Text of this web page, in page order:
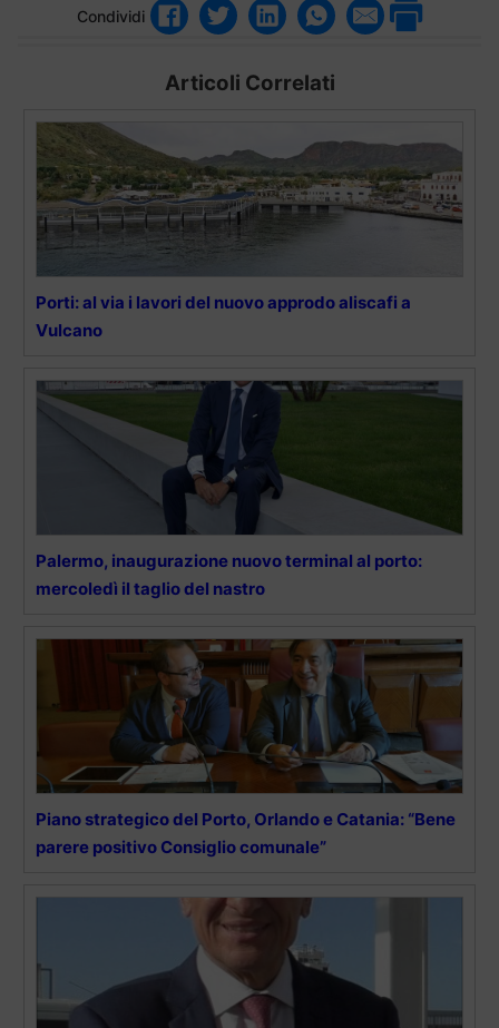
Condividi
Articoli Correlati
Porti: al via i lavori del nuovo approdo aliscafi a
Vulcano
Palermo, inaugurazione nuovo terminal al porto:
mercoledì il taglio del nastro
Piano strategico del Porto, Orlando e Catania: “Bene
parere positivo Consiglio comunale”